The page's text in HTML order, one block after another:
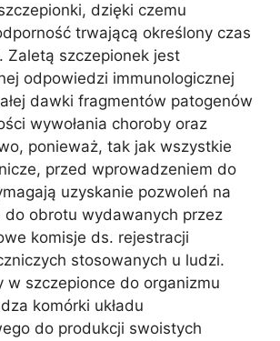
dzięki czemu
trwającą określony czas
Zaletą szczepionek jest
odpowiedzi immunologicznej
dawki fragmentów patogenów
wywołania choroby oraz
ponieważ, tak jak wszystkie
przed wprowadzeniem do
uzyskanie pozwoleń na
do obrotu wydawanych przez
komisje ds. rejestracji
stosowanych u ludzi.
w szczepionce do organizmu
komórki układu
do produkcji swoistych